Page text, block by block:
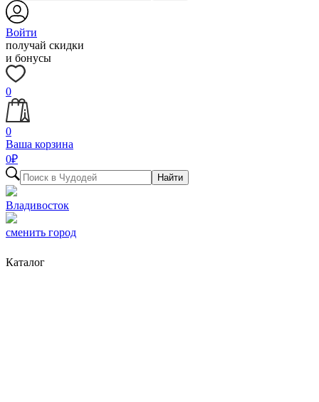
Войти
получай скидки
и бонусы
0
0
Ваша корзина
0₽
Найти
Владивосток
сменить город
Каталог